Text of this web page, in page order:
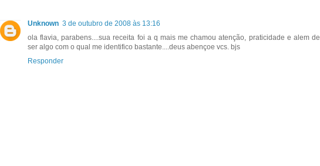
Unknown 3 de outubro de 2008 às 13:16
ola flavia, parabens....sua receita foi a q mais me chamou atenção, praticidade e alem de
ser algo com o qual me identifico bastante....deus abençoe vcs. bjs
Responder